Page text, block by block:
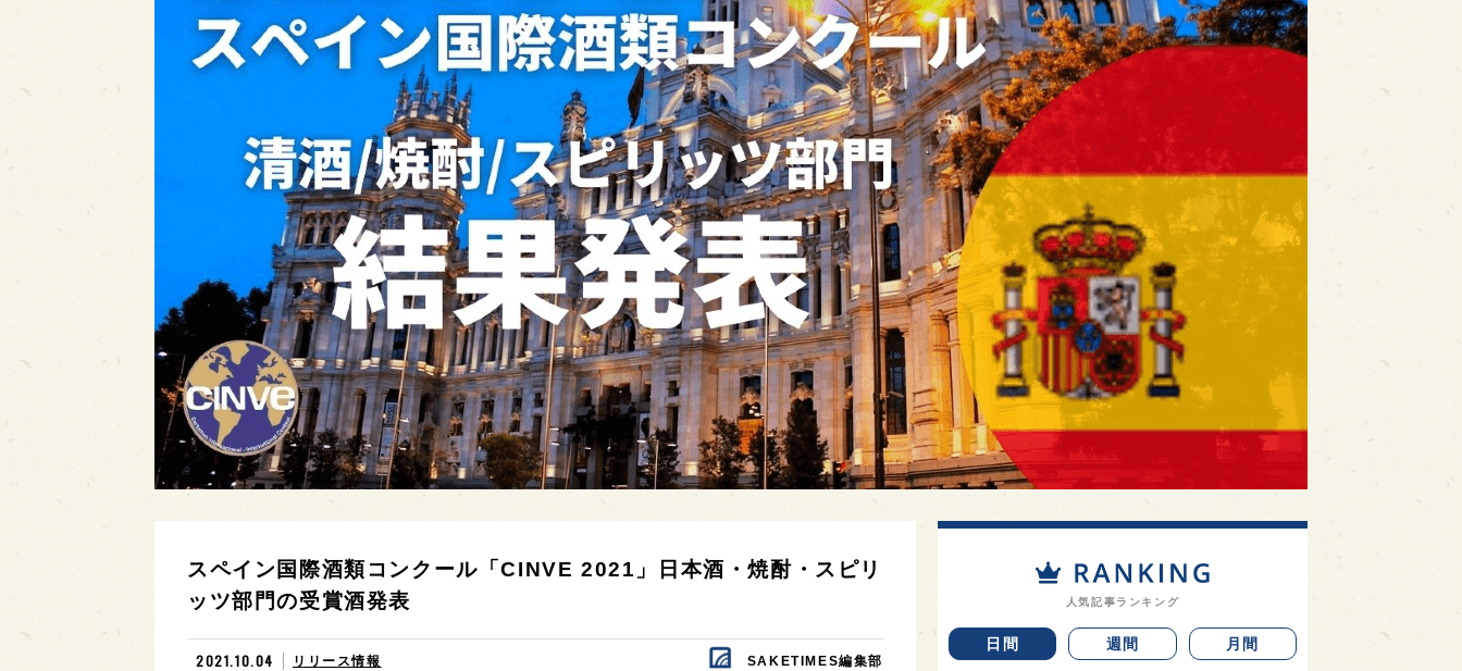
スペイン国際酒類コンクール「CINVE 2021」日本酒・焼酎・スピリ
ッツ部門の受賞酒発表
2021.10.04 リリース情報 SAKETIMES編集部
人気記事ランキング
日間 週間 月間